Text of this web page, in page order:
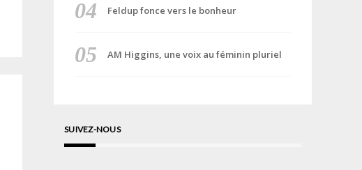
Feldup fonce vers le bonheur
AM Higgins, une voix au féminin pluriel
SUIVEZ-NOUS